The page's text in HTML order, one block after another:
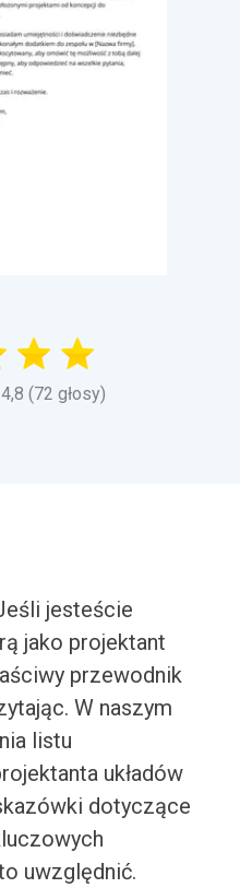
(72 głosy)
jesteście
jako projektant
przewodnik
W naszym
listu
układów
dotyczące
uwzględnić.